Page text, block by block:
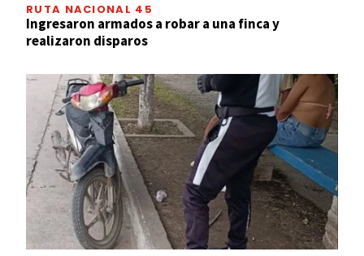
RUTA NACIONAL 45
Ingresaron armados a robar a una finca y
realizaron disparos